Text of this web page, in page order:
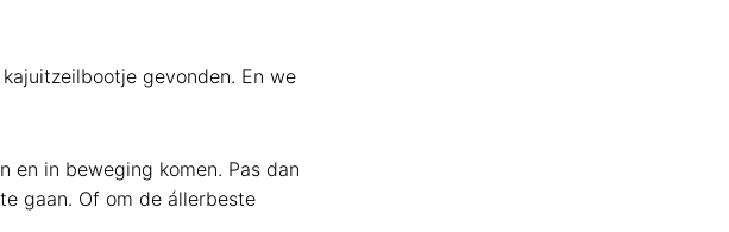
gevonden. En we
en in beweging komen. Pas dan
gaan. Of om de állerbeste